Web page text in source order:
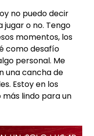
no puedo decir
jugar o no. Tengo
momentos, los
como desafío
personal. Me
una cancha de
Estoy en los
lindo para un